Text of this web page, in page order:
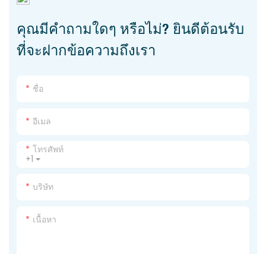
คุณมีคำถามใดๆ หรือไม่? ยินดีต้อนรับ
ที่จะฝากข้อความถึงเรา
ชื่อ
อีเมล
+1
โทรศัพท์
บริษัท
เนื้อหา